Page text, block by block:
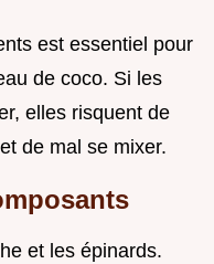
est essentiel pour
de coco. Si les
elles risquent de
de mal se mixer.
et les épinards.